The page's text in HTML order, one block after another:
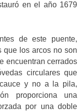
en el año 1679
de este puente,
que los arcos no son
encuentran cerrados
circulares que
y no a la pila,
proporciona una
por una doble